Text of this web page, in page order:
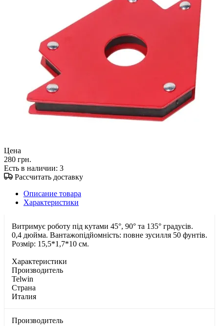
Цена
280 грн.
Есть в наличии: 3
Рассчитать доставку
Описание товара
Характеристики
Витримує роботу під кутами 45°, 90° та 135° градусів.
0,4 дюйма. Вантажопідйомність: повне зусилля 50 фунтів.
Розмір: 15,5*1,7*10 см.
Характеристики
Производитель
Telwin
Страна
Италия
Производитель